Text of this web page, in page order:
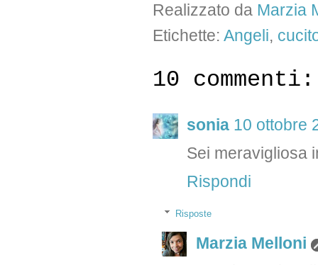
Realizzato da Marzia
Etichette: Angeli,
10 commenti:
sonia 10 ottobre
Sei meravigliosa
Rispondi
Risposte
Marzia Melloni